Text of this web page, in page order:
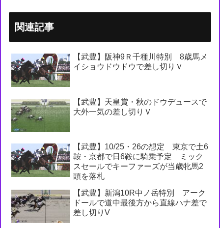
関連記事
【武豊】阪神9Ｒ千種川特別 8歳馬メ
イショウドウドウで差し切りＶ
【武豊】天皇賞・秋のドウデュースで
大外一気の差し切りＶ
【武豊】10/25・26の想定 東京で土6
鞍・京都で日6鞍に騎乗予定 ミック
スセールでキーファーズが当歳牝馬2
頭を落札
【武豊】新潟10R中ノ岳特別 アーク
ドールで道中最後方から直線ハナ差で
差し切りV